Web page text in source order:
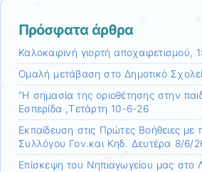
Πρόσφατα άρθρα
Καλοκαιρινή γιορτή αποχαιρετισμού,
Ομαλή μετάβαση στο Δημοτικό
“Η σημασία της οριοθέτησης στην
Εσπερίδα ,Τετάρτη 10-6-26
Εκπαίδευση στις Πρώτες Βοήθειες με
Συλλόγου Γον.και Κηδ. Δευτέρα 8/6/
Επίσκεψη τoυ Νηπιαγωγείου μας στο